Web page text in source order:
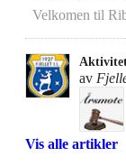
Velkomen til
av
Vis alle artikler